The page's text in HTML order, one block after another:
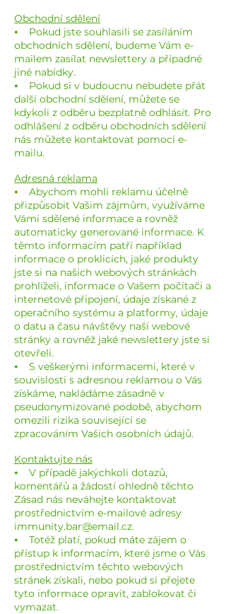
Obchodní sdělení
⦁ Pokud jste souhlasili se zasíláním
obchodních sdělení, budeme Vám e-
mailem zasílat newslettery a případné
jiné nabídky.
⦁ Pokud si v budoucnu nebudete přát
další obchodní sdělení, můžete se
kdykoli z odběru bezplatně odhlásit. Pro
odhlášení z odběru obchodních sdělení
nás můžete kontaktovat pomocí e-
mailu.
Adresná reklama
⦁ Abychom mohli reklamu účelně
přizpůsobit Vašim zájmům, využíváme
Vámi sdělené informace a rovněž
automaticky generované informace. K
těmto informacím patří například
informace o proklicích, jaké produkty
jste si na našich webových stránkách
prohlíželi, informace o Vašem počítači a
internetové připojení, údaje získané z
operačního systému a platformy, údaje
o datu a času návštěvy naší webové
stránky a rovněž jaké newslettery jste si
otevřeli.
⦁ S veškerými informacemi, které v
souvislosti s adresnou reklamou o Vás
získáme, nakládáme zásadně v
pseudonymizované podobě, abychom
omezili rizika související se
zpracováním Vašich osobních údajů.
Kontaktujte nás
⦁ V případě jakýchkoli dotazů,
komentářů a žádostí ohledně těchto
Zásad nás neváhejte kontaktovat
prostřednictvím e-mailové adresy
immunity.bar@email.cz.
⦁ Totéž platí, pokud máte zájem o
přístup k informacím, které jsme o Vás
prostřednictvím těchto webových
stránek získali, nebo pokud si přejete
tyto informace opravit, zablokovat či
vymazat.